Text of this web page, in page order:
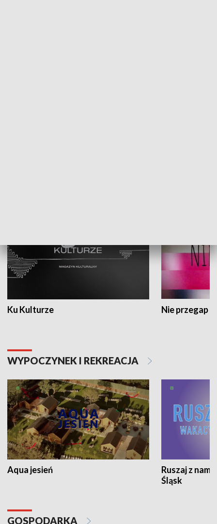
Ku Kulturze Nie przegap
WYPOCZYNEK I REKREACJA
Aqua jesień
Ruszaj z
Śląsk
GOSPODARKA